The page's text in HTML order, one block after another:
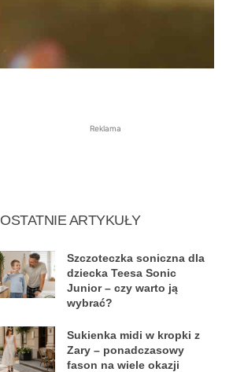
Reklama
OSTATNIE ARTYKUŁY
Szczoteczka soniczna dla
dziecka Teesa Sonic
Junior – czy warto ją
wybrać?
Sukienka midi w kropki z
Zary – ponadczasowy
fason na wiele okazji